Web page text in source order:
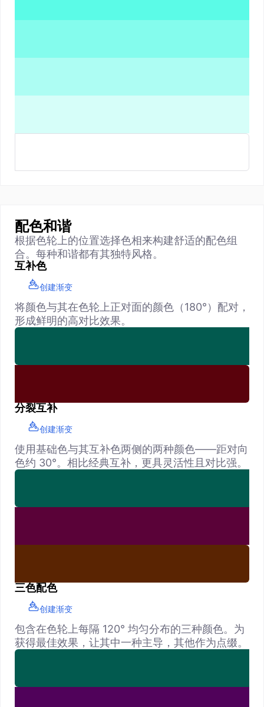
配色和谐
根据色轮上的位置选择色相来构建舒适的配色组
合。每种和谐都有其独特风格。
互补色
创建渐变
将颜色与其在色轮上正对面的颜色（180°）配对，
形成鲜明的高对比效果。
分裂互补
创建渐变
使用基础色与其互补色两侧的两种颜色——距对向
色约 30°。相比经典互补，更具灵活性且对比强。
三色配色
创建渐变
包含在色轮上每隔 120° 均匀分布的三种颜色。为
获得最佳效果，让其中一种主导，其他作为点缀。